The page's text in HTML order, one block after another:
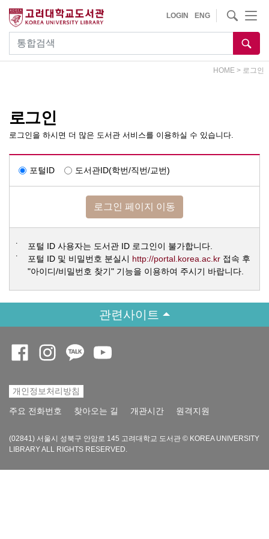
건
통합검색
LOGIN ENG
사이트내 검색
HOME > 로그인
로그인
로그인을 하시면 더 많은 도서관 서비스를 이용하실 수 있습니다.
포털ID 도서관ID(학번/직번/교번)
로그인 페이지 이동
포털 ID 사용자는 도서관 ID 로그인이 불가합니다.
포털 ID 및 비밀번호 분실시 http://portal.korea.ac.krOpens a
접속 후
"아이디/비밀번호 찾기" 기능을 이용하여 주시기 바랍니다.
관련사이트
개인정보처리방침
주요 전화번호 찾아오는 길 개관시간 원격지원
(02841) 서울시 성북구 안암로 145 고려대학교 도서관 © KOREA UNIVERSITY
LIBRARY ALL RIGHTS RESERVED.
Opens a new window
Opens a new window
Opens a new window